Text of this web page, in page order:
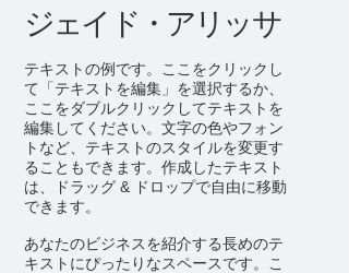
ジェイド・アリッサ
テキストの例です。ここをクリックし
て「テキストを編集」を選択するか、
ここをダブルクリックしてテキストを
編集してください。文字の色やフォン
トなど、テキストのスタイルを変更す
ることもできます。作成したテキスト
は、ドラッグ & ドロップで自由に移動
できます。
あなたのビジネスを紹介する長めのテ
キストにぴったりなスペースです。こ